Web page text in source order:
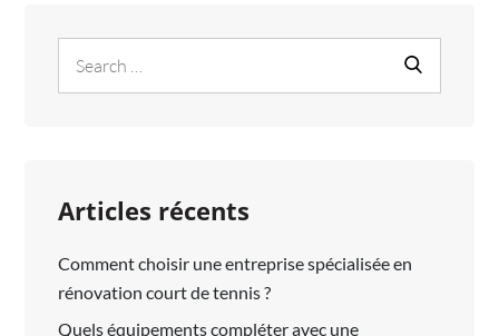
EN
SOIN?
for:
Articles récents
Comment choisir une entreprise spécialisée en
rénovation court de tennis ?
Quels équipements compléter avec une